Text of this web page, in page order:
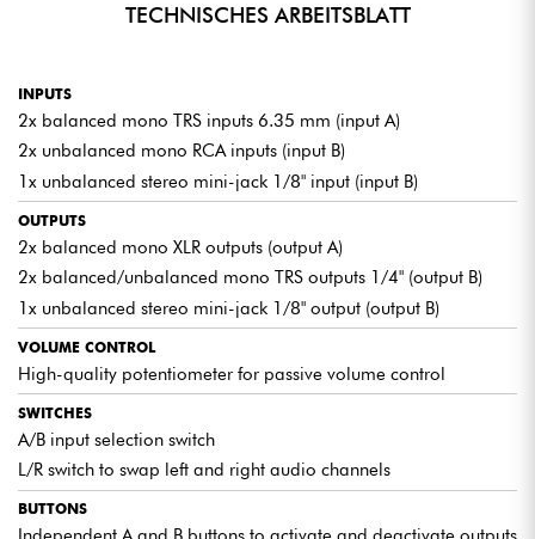
TECHNISCHES ARBEITSBLATT
INPUTS
2x balanced mono TRS inputs 6.35 mm (input A)
2x unbalanced mono RCA inputs (input B)
1x unbalanced stereo mini-jack 1/8" input (input B)
OUTPUTS
2x balanced mono XLR outputs (output A)
2x balanced/unbalanced mono TRS outputs 1/4" (output B)
1x unbalanced stereo mini-jack 1/8" output (output B)
VOLUME CONTROL
High-quality potentiometer for passive volume control
SWITCHES
A/B input selection switch
L/R switch to swap left and right audio channels
BUTTONS